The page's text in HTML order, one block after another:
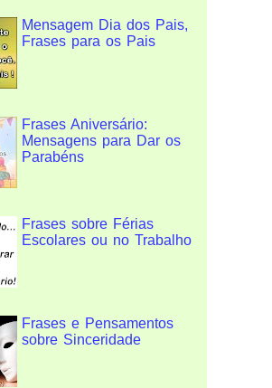
Mensagem Dia dos Pais,
Frases para os Pais
Frases Aniversário:
Mensagens para Dar os
Parabéns
Frases sobre Férias
Escolares ou no Trabalho
Frases e Pensamentos
sobre Sinceridade